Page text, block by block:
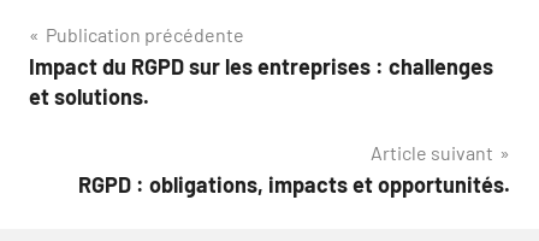
Navigation
de
Publication précédente
Impact du RGPD sur les entreprises : challenges
et solutions.
Article suivant
RGPD : obligations, impacts et opportunités.